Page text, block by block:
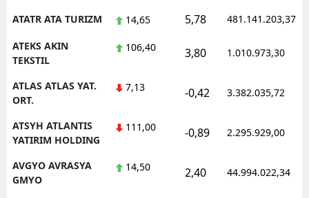
ATATR ATA TURIZM 14,65 5,78 481.141.203,37
ATEKS AKIN
TEKSTIL
106,40 3,80 1.010.973,30
ATLAS ATLAS YAT.
ORT.
7,13 -0,42 3.382.035,72
ATSYH ATLANTIS
YATIRIM HOLDING
111,00 -0,89 2.295.929,00
AVGYO AVRASYA
GMYO
14,50 2,40 44.994.022,34